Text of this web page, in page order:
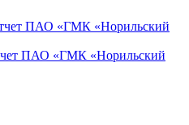
ПАО «ГМК «Норильский
ПАО «ГМК «Норильский